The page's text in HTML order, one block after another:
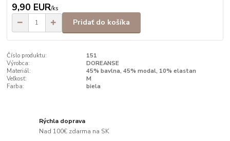
9,90 EUR/ks
Pridať do košíka
Číslo produktu:
151
Výrobca:
DOREANSE
Materiál:
45% bavlna, 45% modal, 10% elastan
Veľkosť:
M
Farba:
biela
Rýchla doprava
Nad 100€ zdarma na SK